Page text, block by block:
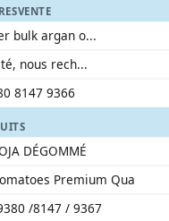
VENTE
bulk argan o...
nous rech...
8147 9366
DÉGOMMÉ
Premium Qua
/8147 / 9367